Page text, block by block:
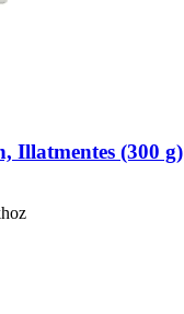
Illatmentes (300 g)